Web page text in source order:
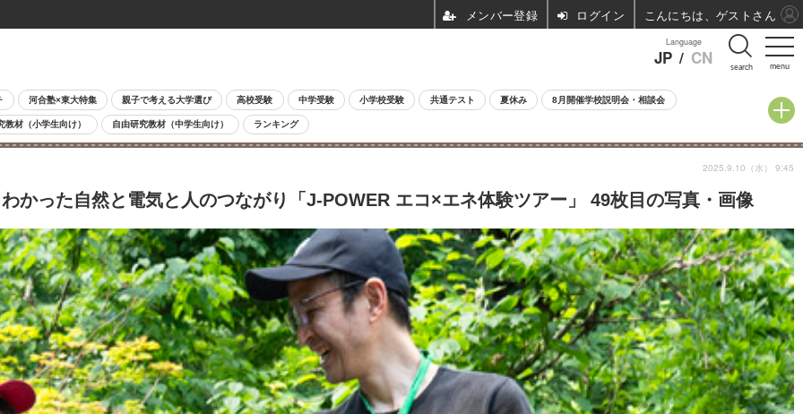
menu
Language
JP / CN search
河合塾×東大特集 親子で考える大学選び 高校受験 中学受験 小学校受験 共通テスト 夏休み 8月開催学校説明会・相談会
教材（小学生向け） 自由研究教材（中学生向け） ランキング
かった自然と電気と人のつながり「J-POWER エコ×エネ体験ツアー」 49枚目の写真・画像
2025.9.10（水） 9:45
ログイン こんにちは、ゲストさん